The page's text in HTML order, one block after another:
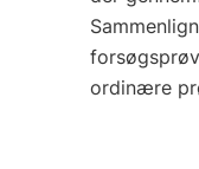
ordinære